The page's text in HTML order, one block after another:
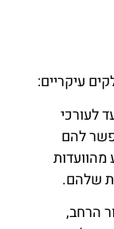
עיקריים:
לעורכי
להם
מהוועדות
שלהם.
הרחב,